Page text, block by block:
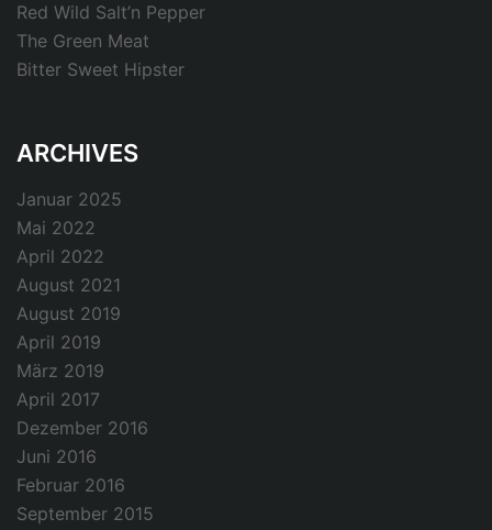
Red Wild Salt’n Pepper
The Green Meat
Bitter Sweet Hipster
ARCHIVES
Januar 2025
Mai 2022
April 2022
August 2021
August 2019
April 2019
März 2019
April 2017
Dezember 2016
Juni 2016
Februar 2016
September 2015